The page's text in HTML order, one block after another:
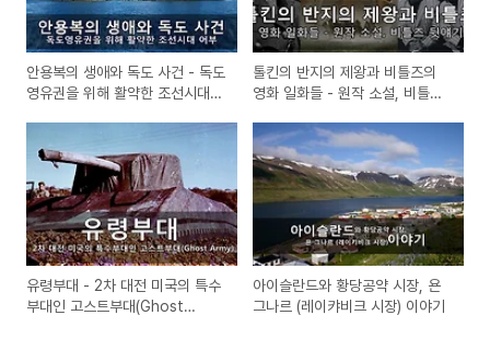
안용복의 생애와 독도 사건 - 독도
영유권을 위해 활약한 조선시대
톨킨의 반지의 제왕과 비틀즈의
영화 일화들 - 원작 소설, 비틀즈
유령부대 - 2차 대전 미국의 특수
부대인 고스트부대(Ghost
아이슬란드와 황당공약 시장, 욘
그나르 (레이캬비크 시장) 이야기